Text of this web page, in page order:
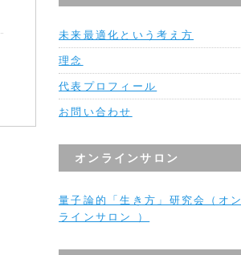
未来最適化という考え方
理念
代表プロフィール
お問い合わせ
オンラインサロン
量子論的「生き方」研究会（オン
ラインサロン ）